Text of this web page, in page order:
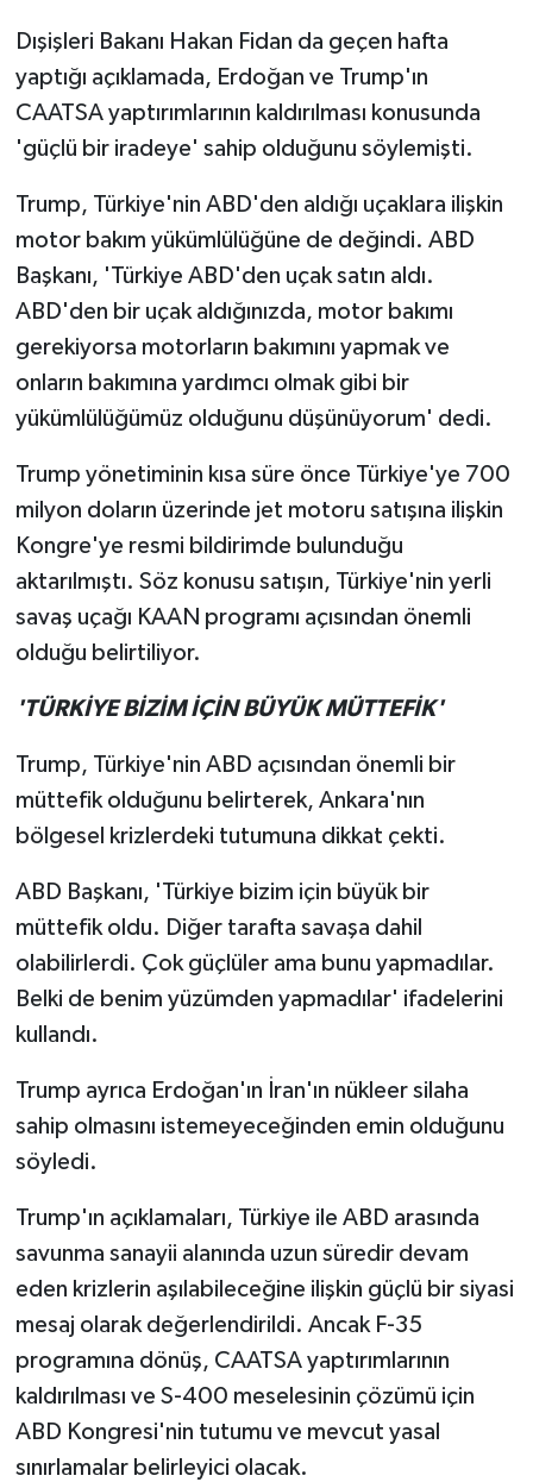
Dışişleri Bakanı Hakan Fidan da geçen hafta
yaptığı açıklamada, Erdoğan ve Trump'ın
CAATSA yaptırımlarının kaldırılması konusunda
'güçlü bir iradeye' sahip olduğunu söylemişti.
Trump, Türkiye'nin ABD'den aldığı uçaklara ilişkin
motor bakım yükümlülüğüne de değindi. ABD
Başkanı, 'Türkiye ABD'den uçak satın aldı.
ABD'den bir uçak aldığınızda, motor bakımı
gerekiyorsa motorların bakımını yapmak ve
onların bakımına yardımcı olmak gibi bir
yükümlülüğümüz olduğunu düşünüyorum' dedi.
Trump yönetiminin kısa süre önce Türkiye'ye 700
milyon doların üzerinde jet motoru satışına ilişkin
Kongre'ye resmi bildirimde bulunduğu
aktarılmıştı. Söz konusu satışın, Türkiye'nin yerli
savaş uçağı KAAN programı açısından önemli
olduğu belirtiliyor.
'TÜRKİYE BİZİM İÇİN BÜYÜK MÜTTEFİK'
Trump, Türkiye'nin ABD açısından önemli bir
müttefik olduğunu belirterek, Ankara'nın
bölgesel krizlerdeki tutumuna dikkat çekti.
ABD Başkanı, 'Türkiye bizim için büyük bir
müttefik oldu. Diğer tarafta savaşa dahil
olabilirlerdi. Çok güçlüler ama bunu yapmadılar.
Belki de benim yüzümden yapmadılar' ifadelerini
kullandı.
Trump ayrıca Erdoğan'ın İran'ın nükleer silaha
sahip olmasını istemeyeceğinden emin olduğunu
söyledi.
Trump'ın açıklamaları, Türkiye ile ABD arasında
savunma sanayii alanında uzun süredir devam
eden krizlerin aşılabileceğine ilişkin güçlü bir siyasi
mesaj olarak değerlendirildi. Ancak F-35
programına dönüş, CAATSA yaptırımlarının
kaldırılması ve S-400 meselesinin çözümü için
ABD Kongresi'nin tutumu ve mevcut yasal
sınırlamalar belirleyici olacak.